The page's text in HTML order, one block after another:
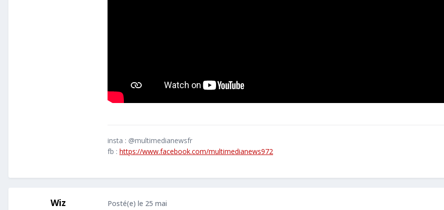
insta : @multimedianewsfr
fb : https://www.facebook.com/multimedianews972
Wiz Posté(e) le 25 mai